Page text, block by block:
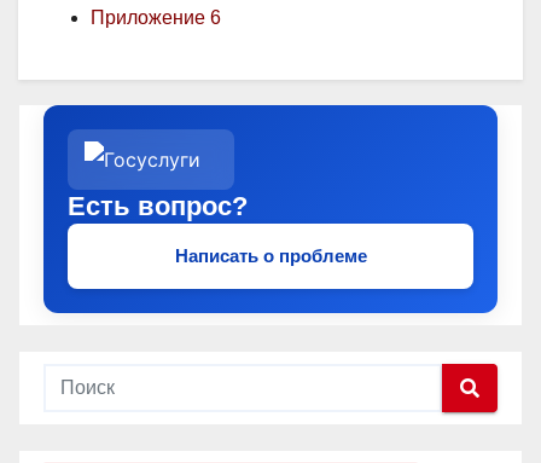
Приложение 6
Есть вопрос?
Написать о проблеме